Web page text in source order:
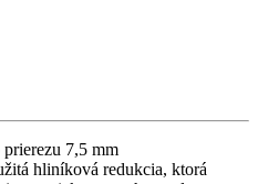
7,5 mm
hliníková redukcia, ktorá